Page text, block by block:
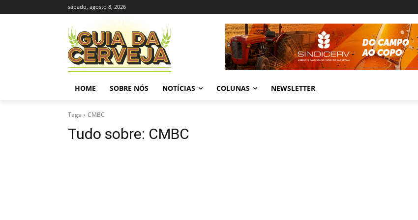
sábado, agosto 8, 2026
HOME SOBRE NÓS NOTÍCIAS COLUNAS NEWSLETTER
Tags CMBC
Tudo sobre: CMBC